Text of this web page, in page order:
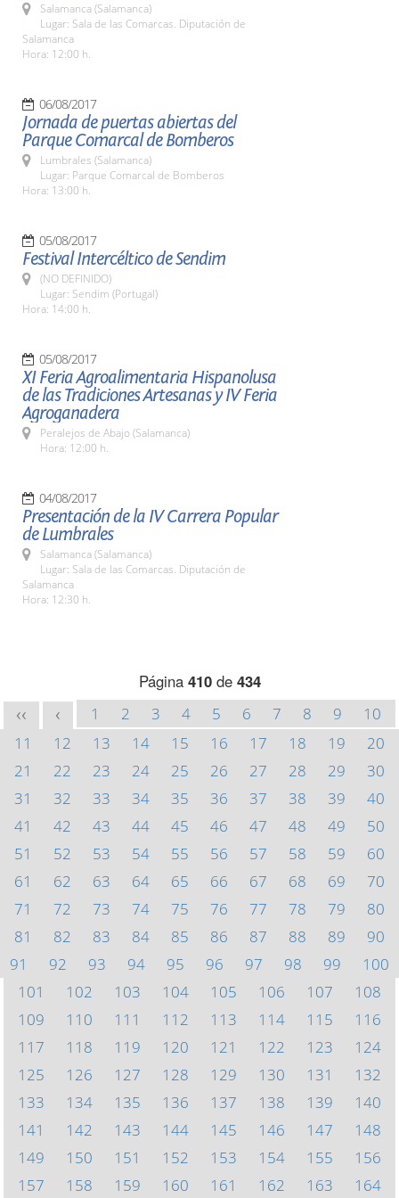
Salamanca (Salamanca)
Lugar: Sala de las Comarcas. Diputación de
Salamanca
Hora: 12:00 h.
06/08/2017
Jornada de puertas abiertas del
Parque Comarcal de Bomberos
Lumbrales (Salamanca)
Lugar: Parque Comarcal de Bomberos
Hora: 13:00 h.
05/08/2017
Festival Intercéltico de Sendim
(NO DEFINIDO)
Lugar: Sendim (Portugal)
Hora: 14:00 h.
05/08/2017
XI Feria Agroalimentaria Hispanolusa
de las Tradiciones Artesanas y IV Feria
Agroganadera
Peralejos de Abajo (Salamanca)
Hora: 12:00 h.
04/08/2017
Presentación de la IV Carrera Popular
de Lumbrales
Salamanca (Salamanca)
Lugar: Sala de las Comarcas. Diputación de
Salamanca
Hora: 12:30 h.
Página 410de 434
<< < 1 2 3 4 5 6 7 8 9
10
11
12 13 14 15 16 17 18 19
20
21
22 23 24 25 26 27 28 29
30
31
32 33 34 35 36 37 38 39
40
41
42 43 44 45 46 47 48 49
50
51
52 53 54 55 56 57 58 59
60
61
62 63 64 65 66 67 68 69
70
71
72 73 74 75 76 77 78 79
80
81
82 83 84 85 86 87 88 89
90
91
92 93 94 95 96 97 98 99
100
101
102 103 104 105 106 107
108
109
110 111 112 113 114 115
116
117
118 119 120 121 122 123
124
125
126 127 128 129 130 131
132
133
134 135 136 137 138 139
140
141
142 143 144 145 146 147
148
149
150 151 152 153 154 155
156
157
158 159 160 161 162 163
164